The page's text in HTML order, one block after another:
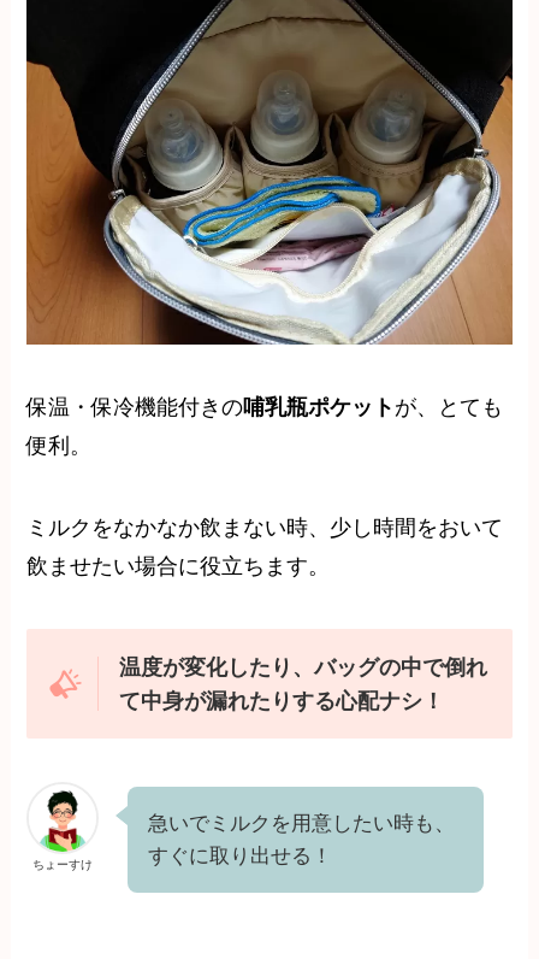
保温・保冷機能付きの哺乳瓶ポケット が、とても
便利。
ミルクをなかなか飲まない時、少し時間をおいて
飲ませたい場合に役立ちます。
温度が変化したり、バッグの中で倒れ
て中身が漏れたりする心配ナシ！
ちょーすけ
急いでミルクを用意したい時も、
すぐに取り出せる！